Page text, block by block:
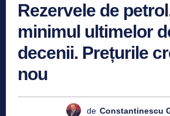
Rezervele de
minimul ultimelor
decenii. Prețurile
nou
de Constantinescu